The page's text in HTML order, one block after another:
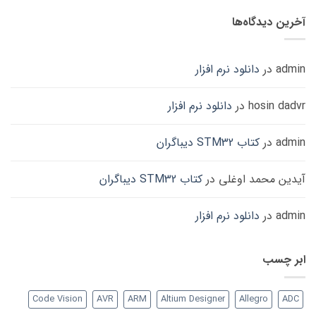
آخرین دیدگاه‌ها
admin در دانلود نرم افزار
hosin dadvr در دانلود نرم افزار
admin در کتاب STM32 دیباگران
آیدین محمد اوغلی در کتاب STM32 دیباگران
admin در دانلود نرم افزار
ابر چسب
ADC
Allegro
Altium Designer
ARM
AVR
Code Vision